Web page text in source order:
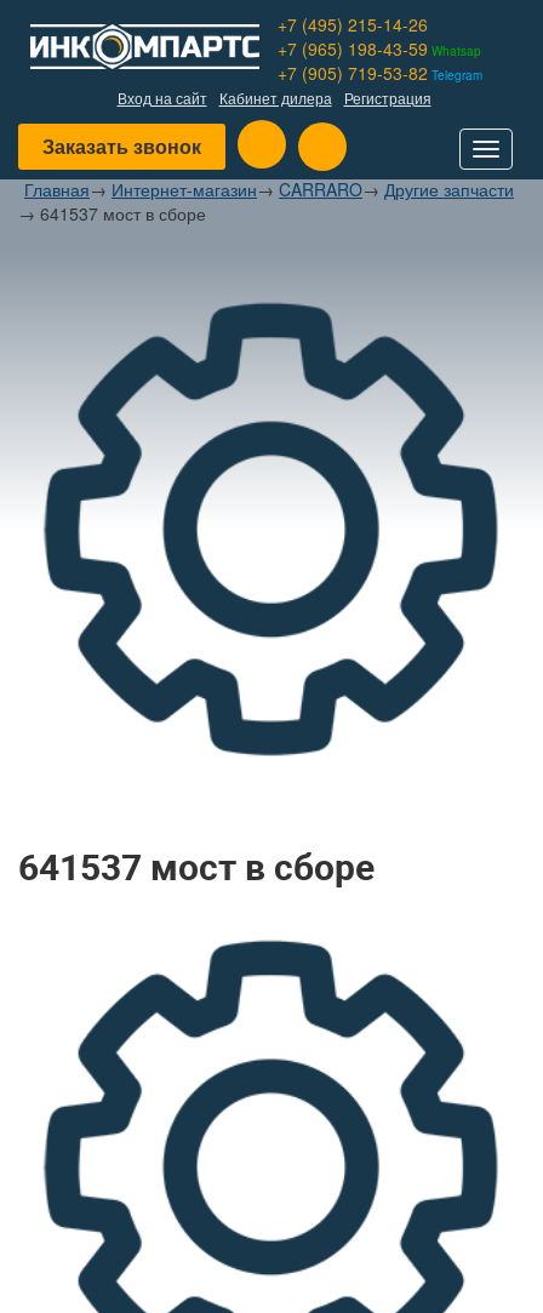
+7 (495) 215-14-26
+7 (965) 198-43-59 Whatsap
+7 (905) 719-53-82 Telegram
Вход на сайт Кабинет дилера Регистрация
Заказать звонок
Toggle
Главная→ Интернет-магазин→ CARRARO→ Другие запчасти
→ 641537 мост в сборе
641537 мост в сборе